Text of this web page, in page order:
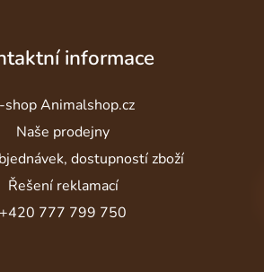
informace
shop Animalshop.cz
Naše prodejny
dostupností zboží
Řešení reklamací
+420 777 799 750